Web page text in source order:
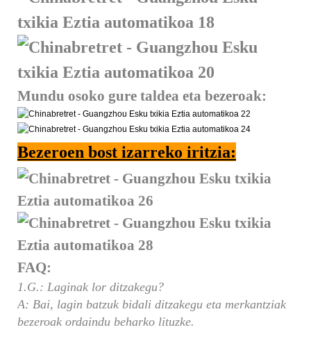
Mundu osoko gure taldea eta bezeroak:
Bezeroen bost izarreko iritzia:
FAQ:
1.G.: Laginak lor ditzakegu?
A: Bai, lagin batzuk bidali ditzakegu eta merkantziak
bezeroak ordaindu beharko lituzke.